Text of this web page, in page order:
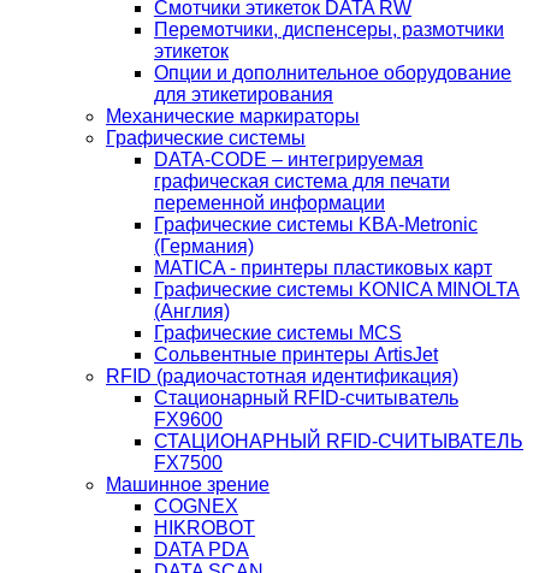
Смотчики этикеток DATA RW
Перемотчики, диспенсеры, размотчики
этикеток
Опции и дополнительное оборудование
для этикетирования
Механические маркираторы
Графические системы
DATA-CODE – интегрируемая
графическая система для печати
переменной информации
Графические системы KBA-Metronic
(Германия)
MATICA - принтеры пластиковых карт
Графические системы KONICA MINOLTA
(Англия)
Графические системы MCS
Сольвентные принтеры ArtisJet
RFID (радиочастотная идентификация)
Стационарный RFID-считыватель
FX9600
СТАЦИОНАРНЫЙ RFID-СЧИТЫВАТЕЛЬ
FX7500
Машинное зрение
COGNEX
HIKROBOT
DATA PDA